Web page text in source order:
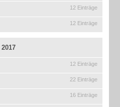
12 Einträge
12 Einträge
2017
12 Einträge
22 Einträge
16 Einträge